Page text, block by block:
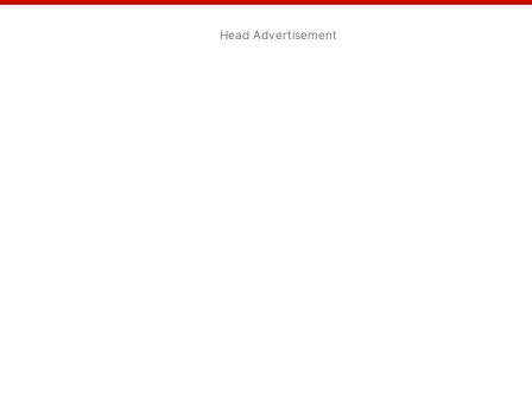
Head Advertisement